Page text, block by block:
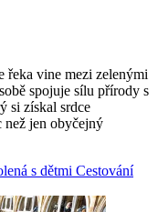
řeka vine mezi zelenými
spojuje sílu přírody s
si získal srdce
než jen obyčejný
s dětmi Cestování